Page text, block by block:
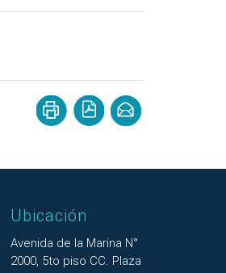
Ubicación
Avenida de la Marina N°
2000, 5to piso CC. Plaza